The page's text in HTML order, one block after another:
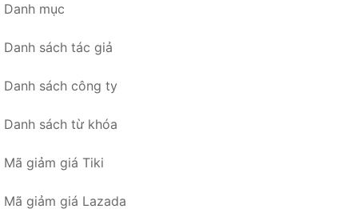
Danh mục
Danh sách tác giả
Danh sách công ty
Danh sách từ khóa
Mã giảm giá Tiki
Mã giảm giá Lazada